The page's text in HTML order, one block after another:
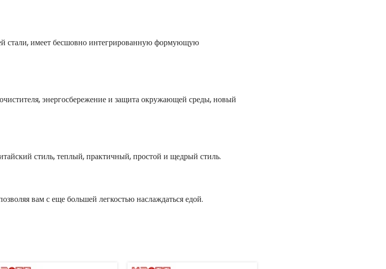
стали, имеет бесшовно интегрированную формующую
энергосбережение и защита окружающей среды, новый
стиль, теплый, практичный, простой и щедрый стиль.
вам с еще большей легкостью наслаждаться едой.